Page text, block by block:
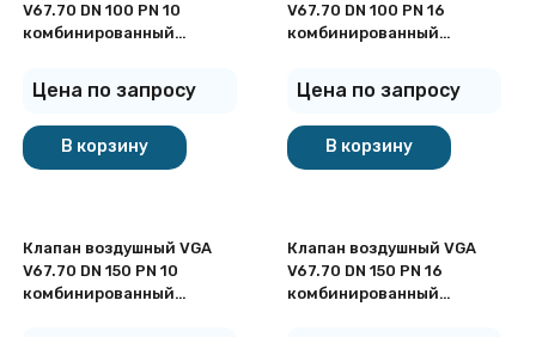
V67.70 DN 100 PN 10
комбинированный
Цена по запросу
В корзину
V67.70 DN 100 PN 16
комбинированный
Цена по запросу
В корзину
Клапан воздушный VGA
V67.70 DN 150 PN 10
комбинированный
Клапан воздушный VGA
V67.70 DN 150 PN 16
комбинированный